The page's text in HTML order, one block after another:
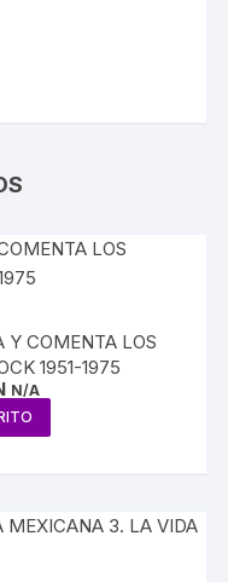
Y COMENTA LOS
1951-1975
N/A